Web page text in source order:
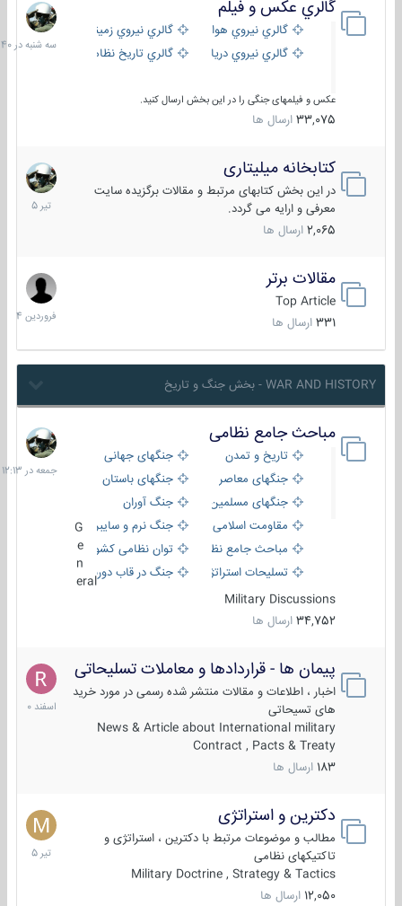
گالري عكس و فيلم
گالري نيروي هوايي
گالري نيروي زميني
گالري نيروي دريايي
گالري تاریخ نظامی
عکس و فیلمهای جنگی را در این بخش ارسال کنید.
33,075 ارسال ها
سه
شنبه
در
کتابخانه میلیتاری
در این بخش کتابهای مرتبط و مقالات برگزیده سایت
معرفی و ارایه می گردد.
2,065 ارسال ها
16
تیر
1405
مقالات برتر
Top Article
331 ارسال ها
29
فروردین
1404
WAR AND HISTORY - بخش جنگ و تاریخ
مباحث جامع نظامی
تاریخ و تمدن
جنگهای جهانی
جنگهای معاصر
جنگهای باستان
جنگهای مسلمین
جنگ آوران
مقاومت اسلامی
جنگ نرم و سایبری
مباحث جامع نظامی
توان نظامی کشورها
تسلیحات استراتژیک
جنگ در قاب دوربین
eral
Military Discussions
34,752 ارسال ها
جمعه
در
12:13
پیمان ها - قراردادها و معاملات تسلیحاتی
اخبار ، اطلاعات و مقالات منتشر شده رسمی در مورد خرید
های تسیحاتی
News & Article about International military
Contract , Pacts & Treaty
183 ارسال ها
7
اسفند
1400
دکترین و استراتژی
مطالب و موضوعات مرتبط با دکترین ، استراتژی و
تاکتیکهای نظامی
Military Doctrine , Strategy & Tactics
12,050 ارسال ها
27
تیر
1405